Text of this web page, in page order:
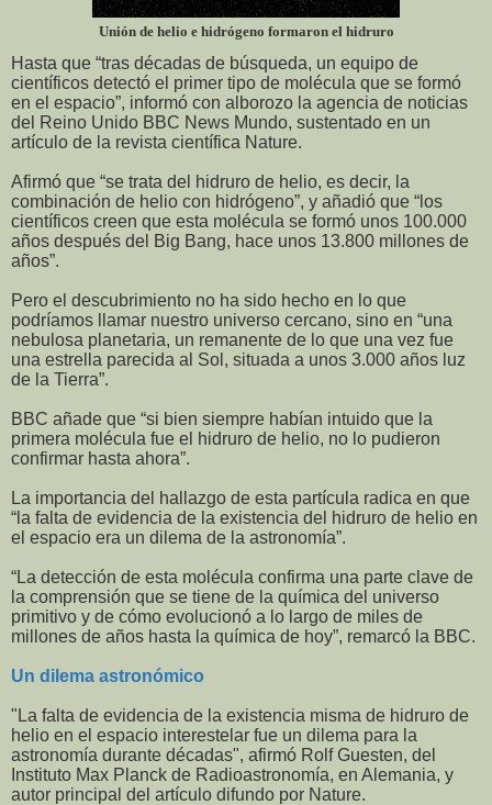
Unión de helio e hidrógeno formaron el hidruro
Hasta que “tras décadas de búsqueda, un equipo de
científicos detectó el primer tipo de molécula que se formó
en el espacio”, informó con alborozo la agencia de noticias
del Reino Unido BBC News Mundo, sustentado en un
artículo de la revista científica Nature.
Afirmó que “se trata del hidruro de helio, es decir, la
combinación de helio con hidrógeno”, y añadió que “los
científicos creen que esta molécula se formó unos 100.000
años después del Big Bang, hace unos 13.800 millones de
años”.
Pero el descubrimiento no ha sido hecho en lo que
podríamos llamar nuestro universo cercano, sino en “una
nebulosa planetaria, un remanente de lo que una vez fue
una estrella parecida al Sol, situada a unos 3.000 años luz
de la Tierra”.
BBC añade que “si bien siempre habían intuido que la
primera molécula fue el hidruro de helio, no lo pudieron
confirmar hasta ahora”.
La importancia del hallazgo de esta partícula radica en que
“la falta de evidencia de la existencia del hidruro de helio en
el espacio era un dilema de la astronomía”.
“La detección de esta molécula confirma una parte clave de
la comprensión que se tiene de la química del universo
primitivo y de cómo evolucionó a lo largo de miles de
millones de años hasta la química de hoy”, remarcó la BBC.
Un dilema astronómico
"La falta de evidencia de la existencia misma de hidruro de
helio en el espacio interestelar fue un dilema para la
astronomía durante décadas", afirmó Rolf Guesten, del
Instituto Max Planck de Radioastronomía, en Alemania, y
autor principal del artículo difundo por Nature.